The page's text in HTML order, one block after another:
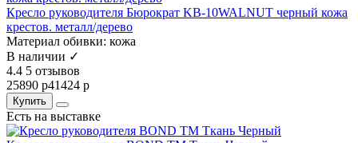
Кресло руководителя Бюрократ KB-10WALNUT черный кожа
крестов. металл/дерево
Материал обивки: кожа
В наличии ✓
4.4 5 отзывов
25890 р41424 р
Купить
Есть на выставке